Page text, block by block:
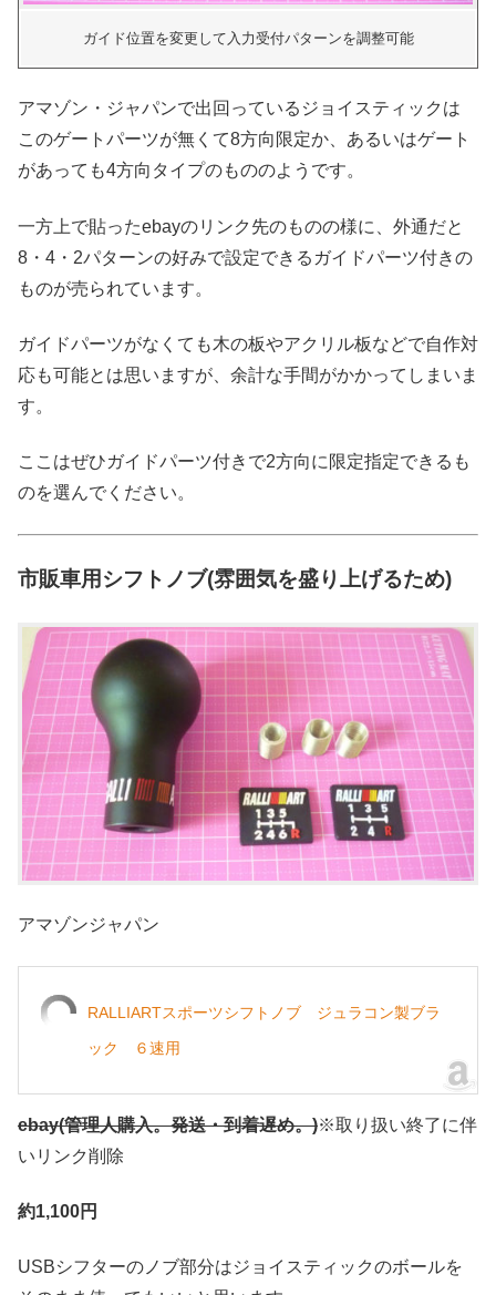
ガイド位置を変更して入力受付パターンを調整可能
アマゾン・ジャパンで出回っているジョイスティックは
このゲートパーツが無くて8方向限定か、あるいはゲート
があっても4方向タイプのもののようです。
一方上で貼ったebayのリンク先のものの様に、外通だと
8・4・2パターンの好みで設定できるガイドパーツ付きの
ものが売られています。
ガイドパーツがなくても木の板やアクリル板などで自作対
応も可能とは思いますが、余計な手間がかかってしまいま
す。
ここはぜひガイドパーツ付きで2方向に限定指定できるも
のを選んでください。
市販車用シフトノブ(雰囲気を盛り上げるため)
アマゾンジャパン
RALLIARTスポーツシフトノブ ジュラコン製ブラ
ック ６速用
ebay(管理人購入。発送・到着遅め。)※取り扱い終了に伴
いリンク削除
約1,100円
USBシフターのノブ部分はジョイスティックのボールを